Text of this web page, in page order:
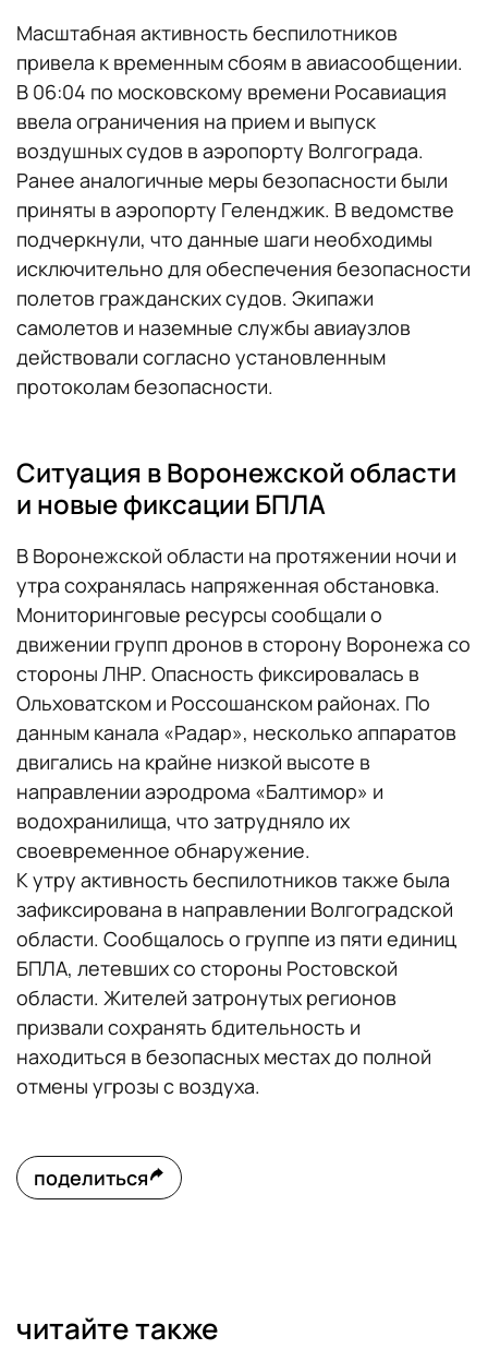
Масштабная активность беспилотников
привела к временным сбоям в авиасообщении.
В 06:04 по московскому времени Росавиация
ввела ограничения на прием и выпуск
воздушных судов в аэропорту Волгограда.
Ранее аналогичные меры безопасности были
приняты в аэропорту Геленджик. В ведомстве
подчеркнули, что данные шаги необходимы
исключительно для обеспечения безопасности
полетов гражданских судов. Экипажи
самолетов и наземные службы авиаузлов
действовали согласно установленным
протоколам безопасности.
Ситуация в Воронежской области
и новые фиксации БПЛА
В Воронежской области на протяжении ночи и
утра сохранялась напряженная обстановка.
Мониторинговые ресурсы сообщали о
движении групп дронов в сторону Воронежа со
стороны ЛНР. Опасность фиксировалась в
Ольховатском и Россошанском районах. По
данным канала «Радар», несколько аппаратов
двигались на крайне низкой высоте в
направлении аэродрома «Балтимор» и
водохранилища, что затрудняло их
своевременное обнаружение.
К утру активность беспилотников также была
зафиксирована в направлении Волгоградской
области. Сообщалось о группе из пяти единиц
БПЛА, летевших со стороны Ростовской
области. Жителей затронутых регионов
призвали сохранять бдительность и
находиться в безопасных местах до полной
отмены угрозы с воздуха.
поделиться
читайте также